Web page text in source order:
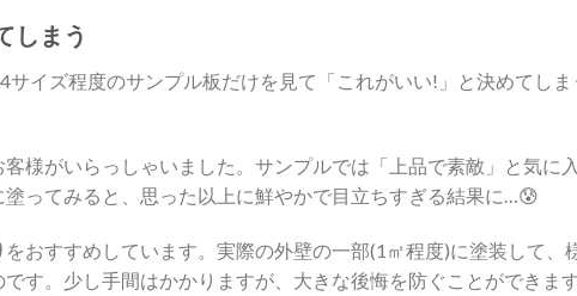
しまう
イズ程度のサンプル板だけを見て「これがいい!」と決めてしま
様がいらっしゃいました。サンプルでは「上品で素敵」と気に
ってみると、思った以上に鮮やかで目立ちすぎる結果に…😰
をおすすめしています。実際の外壁の一部(1㎡程度)に塗装して、
す。少し手間はかかりますが、大きな後悔を防ぐことができま